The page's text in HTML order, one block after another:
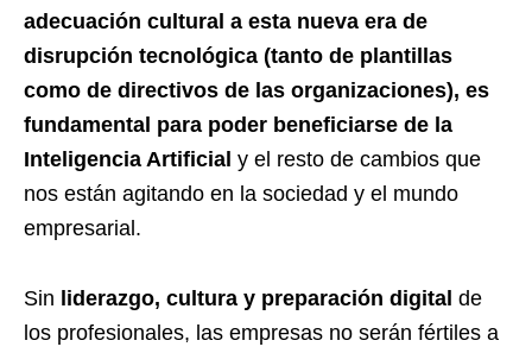
adecuación cultural a esta nueva era de
disrupción tecnológica (tanto de plantillas
como de directivos de las organizaciones), es
fundamental para poder beneficiarse de la
Inteligencia Artificial y el resto de cambios que
nos están agitando en la sociedad y el mundo
empresarial.
Sin liderazgo, cultura y preparación digital de
los profesionales, las empresas no serán fértiles a